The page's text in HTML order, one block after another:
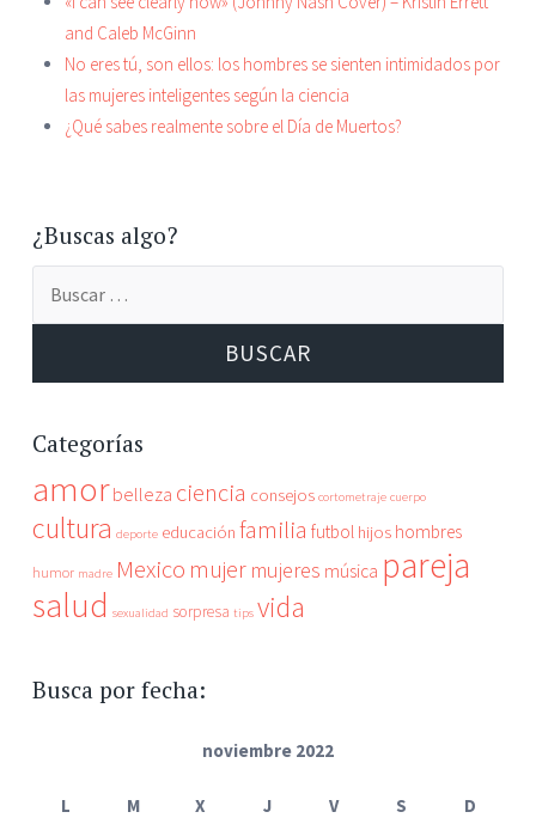
and Caleb McGinn
No eres tú, son ellos: los hombres se sienten intimidados por
las mujeres inteligentes según la ciencia
¿Qué sabes realmente sobre el Día de Muertos?
¿Buscas algo?
Categorías
amor belleza ciencia consejos cortometraje cuerpo
cultura deporte educación familia futbol hijos hombres
humor madre Mexico mujer mujeres música pareja
salud sexualidad sorpresa tips vida
Busca por fecha:
noviembre 2022
L M X J V S
D